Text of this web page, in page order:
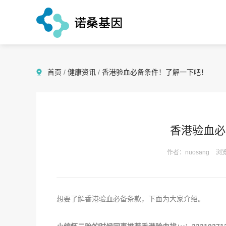
首页 / 健康资讯 / 香港验血必备条件！了解一下吧！
香港验血
作者：nuosang 浏
想要了解香港验血必备条款，下面为大家介绍。